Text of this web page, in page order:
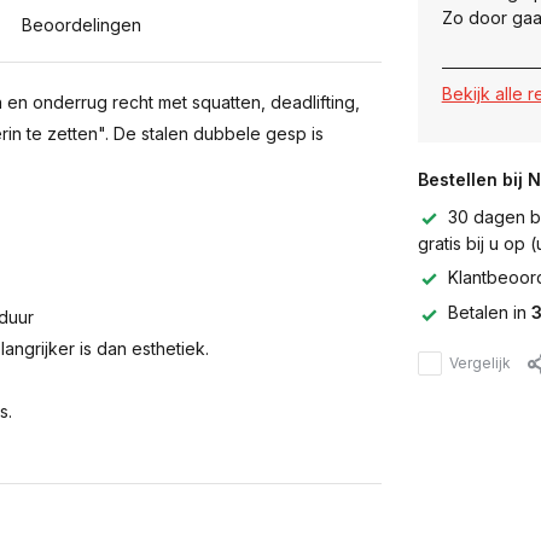
Beoordelingen
onderrug recht met squatten, deadlifting,
te zetten". De stalen dubbele gesp is
is dan esthetiek.
Zo door
Bekijk alle
Bestellen bij
30 dagen
gratis bij u op
Betalen in
Vergelijk